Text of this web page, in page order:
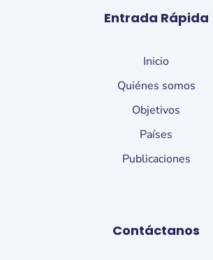
Entrada Rápida
Inicio
Quiénes somos
Objetivos
Países
Publicaciones
Contáctanos